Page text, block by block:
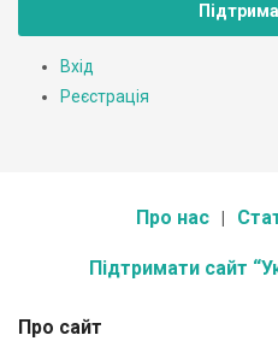
Вхід
Реєстрація
Про нас
Підтримати сайт
Про сайт